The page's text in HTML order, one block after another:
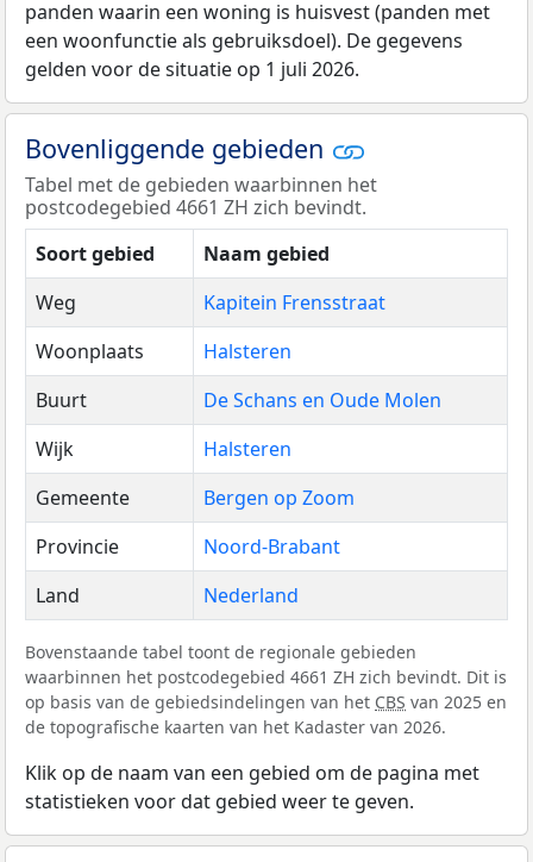
panden waarin een woning is huisvest (panden met
een woonfunctie als gebruiksdoel). De gegevens
gelden voor de situatie op 1 juli 2026.
Bovenliggende gebieden
Tabel met de gebieden waarbinnen het
postcodegebied 4661 ZH zich bevindt.
Soort gebied
Naam gebied
Weg
Kapitein Frensstraat
Woonplaats
Halsteren
Buurt
De Schans en Oude Molen
Wijk
Halsteren
Gemeente
Bergen op Zoom
Provincie
Noord-Brabant
Land
Nederland
Bovenstaande tabel toont de regionale gebieden
waarbinnen het postcodegebied 4661 ZH zich bevindt. Dit is
op basis van de gebiedsindelingen van het CBS van 2025 en
de topografische kaarten van het Kadaster van 2026.
Klik op de naam van een gebied om de pagina met
statistieken voor dat gebied weer te geven.